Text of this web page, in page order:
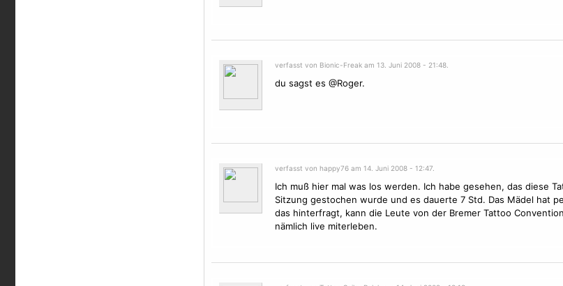
verfasst von Bionic-Freak am 13. Juni 2008 - 21:48.
du sagst es @Roger.
verfasst von happy76 am 14. Juni 2008 - 12:47.
Ich muß hier mal was los werden. Ich habe gesehen, das diese
Sitzung gestochen wurde und es dauerte 7 Std. Das Mädel hat
das hinterfragt, kann die Leute von der Bremer Tattoo Convention
nämlich live miterleben.